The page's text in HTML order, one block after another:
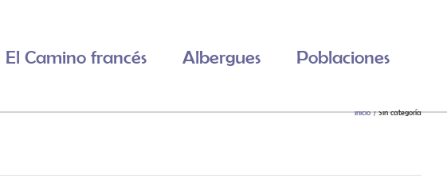
El Camino francés Albergues Poblaciones
Inicio Sin categoría